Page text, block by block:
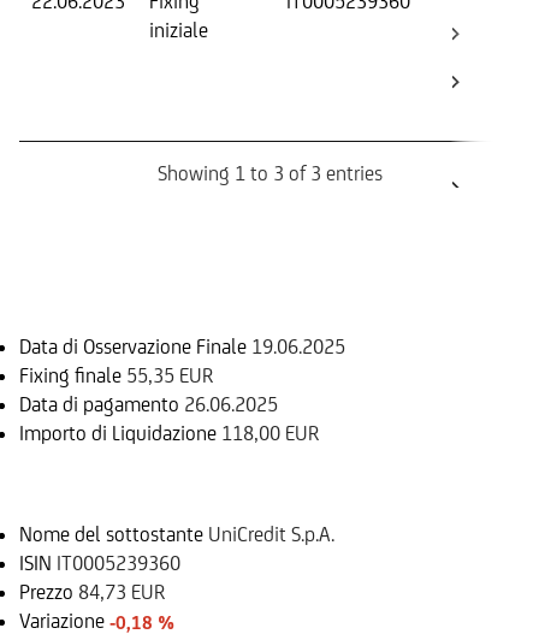
iniziale
Showing 1 to 3 of 3 entries
Data di Osservazione Finale 19.06.2025
Fixing finale 55,35 EUR
Data di pagamento 26.06.2025
Importo di Liquidazione 118,00 EUR
Nome del sottostante UniCredit S.p.A.
ISIN IT0005239360
Prezzo 84,73 EUR
Variazione -0,18 %